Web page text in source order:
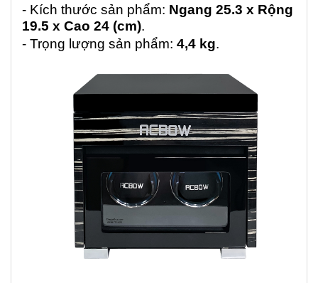
- Kích thước sản phẩm: Ngang 25.3 x Rộng
19.5 x Cao 24 (cm).
- Trọng lượng sản phẩm: 4,4 kg.